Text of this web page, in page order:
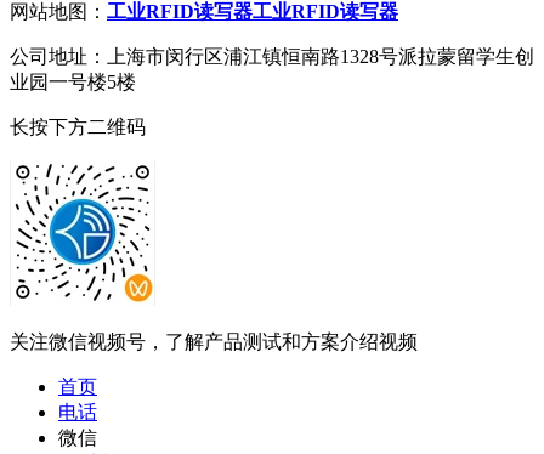
网站地图： 工业RFID读写器工业RFID读写器
公司地址：上海市闵行区浦江镇恒南路1328号派拉蒙留学生创
业园一号楼5楼
长按下方二维码
关注微信视频号，了解产品测试和方案介绍视频
首页
电话
微信